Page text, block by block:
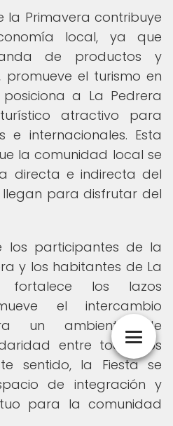
la Primavera contribuye
local, ya que
de productos y
promueve el turismo en
a La Pedrera
atractivo para
e internacionales. Esta
la comunidad local se
directa e indirecta del
para disfrutar del
los participantes de la
y los habitantes de La
fortalece los lazos
el intercambio
un ambiente de
entre todos los
sentido, la Fiesta se
de integración y
para la comunidad